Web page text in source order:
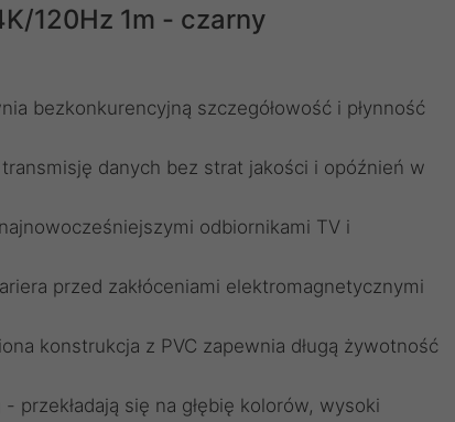
120Hz 1m - czarny
bezkonkurencyjną szczegółowość i płynność
danych bez strat jakości i opóźnień w
odbiornikami TV i
przed zakłóceniami elektromagnetycznymi
konstrukcja z PVC zapewnia długą żywotność
przekładają się na głębię kolorów, wysoki